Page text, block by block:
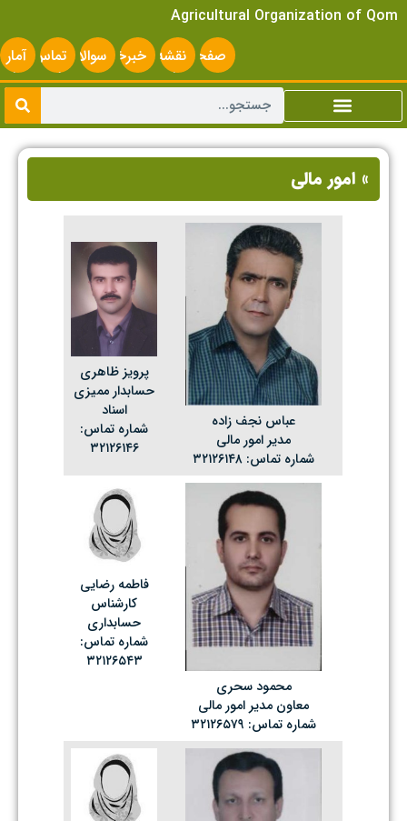
Agricultural Organization of Qom
صفحه
اصلی
نقشه
سایت
خبرخوانسوالات
متداول
تماس
با ما
آمار
» امور مالی
عباس نجف زاده
مدیر امور مالی
شماره تماس: ۳۲۱۲۶۱۴۸
پرویز ظاهری
حسابدار ممیزی
اسناد
شماره تماس:
۳۲۱۲۶۱۴۶
محمود سحری
معاون مدیر امور مالی
شماره تماس: ۳۲۱۲۶۵۷۹
فاطمه رضایی
کارشناس
حسابداری
شماره تماس:
۳۲۱۲۶۵۴۳